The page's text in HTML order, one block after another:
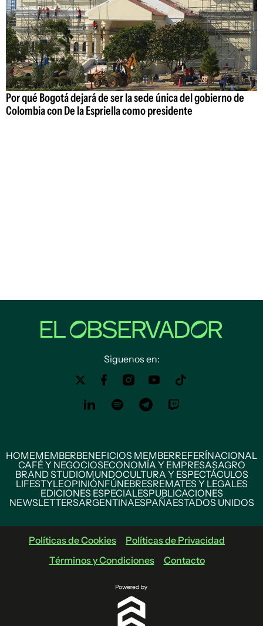
Por qué Bogotá dejará de ser la sede única del gobierno de
Colombia con De la Espriella como presidente
Siguenos en:
HOMEMEMBERBENEFICIOS MEMBERREFERÍNACIONAL
CAFÉ Y NEGOCIOSECONOMÍA Y EMPRESASAGRO
BRAND STUDIOMUNDOCULTURA Y ESPECTÁCULOS
LIFESTYLEOPINIÓNFÚNEBRESREMATES Y LEGALES
EDICIONES ESPECIALESPUBLICACIONES
NEWSLETTERSARGENTINAESPAÑAESTADOS UNIDOS
Políticas de Cookies
Políticas de Privacidad
Términos y Condiciones
Contacto